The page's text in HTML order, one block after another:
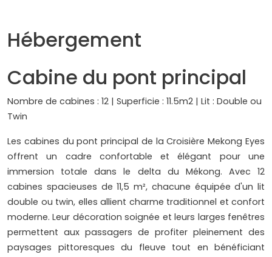
Hébergement
Cabine du pont principal
Nombre de cabines : 12 | Superficie : 11.5m2 | Lit : Double ou
Twin
Les cabines du pont principal de la Croisière Mekong Eyes
offrent un cadre confortable et élégant pour une
immersion totale dans le delta du Mékong. Avec 12
cabines spacieuses de 11,5 m², chacune équipée d'un lit
double ou twin, elles allient charme traditionnel et confort
moderne. Leur décoration soignée et leurs larges fenêtres
permettent aux passagers de profiter pleinement des
paysages pittoresques du fleuve tout en bénéficiant